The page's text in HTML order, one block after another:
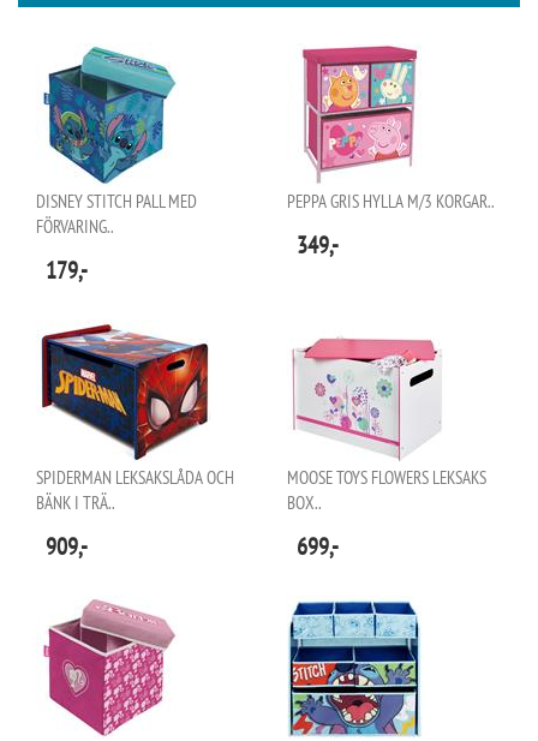
DISNEY STITCH PALL MED
FÖRVARING..
179,-
PEPPA GRIS HYLLA M/3 KORGAR..
349,-
SPIDERMAN LEKSAKSLÅDA OCH
BÄNK I TRÄ..
909,-
MOOSE TOYS FLOWERS LEKSAKS
BOX..
699,-